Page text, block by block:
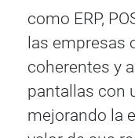
como ERP,
las empresas
coherentes y
pantallas con
mejorando la